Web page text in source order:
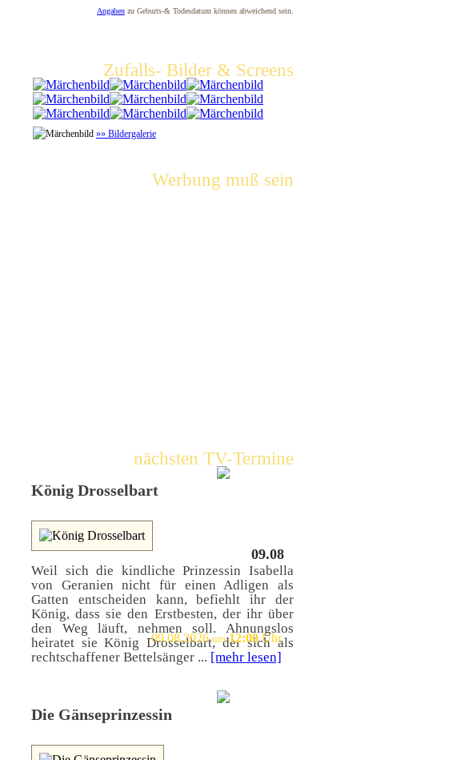
Angaben zu Geburts-& Todesdatum können abweichend sein.
Zufalls- Bilder & Screens
»» Bildergalerie
Werbung muß sein
nächsten TV-Termine
König Drosselbart
09.08
09.08.2026um 12:00Uhr
Weil sich die kindliche Prinzessin Isabella
von Geranien nicht für einen Adligen als
Gatten entscheiden kann, befiehlt ihr der
König, dass sie den Erstbesten, der ihr über
den Weg läuft, nehmen soll. Ahnungslos
heiratet sie König Drosselbart, der sich als
rechtschaffener Bettelsänger ... [mehr lesen]
Die Gänseprinzessin